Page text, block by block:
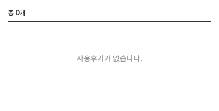
총 0개
사용후기가 없습니다.